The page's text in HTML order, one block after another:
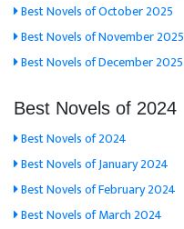
Best Novels of October 2025
Best Novels of November 2025
Best Novels of December 2025
Best Novels of 2024
Best Novels of 2024
Best Novels of January 2024
Best Novels of February 2024
Best Novels of March 2024